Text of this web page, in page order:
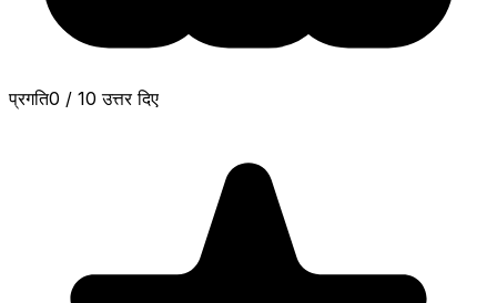
प्रगति0 / 10 उत्तर दिए